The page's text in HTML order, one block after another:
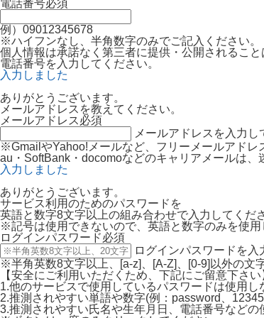
電話番号必須
例）09012345678
※ハイフンなし、半角数字のみでご記入ください。
個人情報は承諾なく第三者に提供・公開されること
電話番号を入力してください。
入力しました
ありがとうございます。
メールアドレスを教えてください。
メールアドレス必須
メールアドレスを入力し
※GmailやYahoo!メールなど、フリーメールアドレ
au・SoftBank・docomoなどのキャリアメールは、
入力しました
ありがとうございます。
サービス利用のためのパスワードを
英語と数字8文字以上の組み合わせで入力してくだ
※記号は使用できないので、英語と数字のみを使用
ログインパスワード必須
ログインパスワードを入
※半角英数8文字以上、[a-z]、[A-Z]、[0-9]以外の文
【安全にご利用いただくため、下記にご留意下さい
1.他のサービスで使用しているパスワードは使用し
2.推測されやすい単語や数字(例：password、
3.推測されやすい氏名や生年月日、電話番号などの